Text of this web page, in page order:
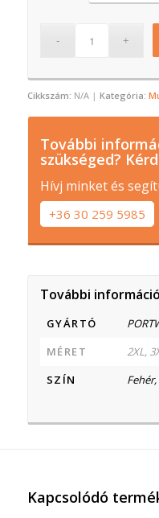
Cikkszám: N/A Kategória:
További
szükséged?
Hívj minket és
+36 30 259 5985
További
GYÁRTÓ
MÉRET
2XL,
SZÍN
Kapcsolódó